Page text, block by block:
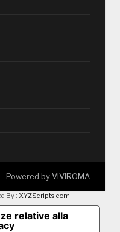
- Powered byVIVIROMA
By : XYZScripts.com
relative alla